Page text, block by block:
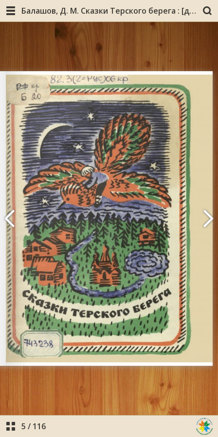
Балашов, Д. М. Сказки Терского берега : [для младшего и среднего школьного возраста] / запись, лит. обраб. сказок Д. М. Балашова. - Мурманск : Мурманское книжное издательство, 1972. - 104 с. : ил.
5 / 116